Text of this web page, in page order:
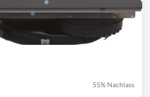
55% Nachlass